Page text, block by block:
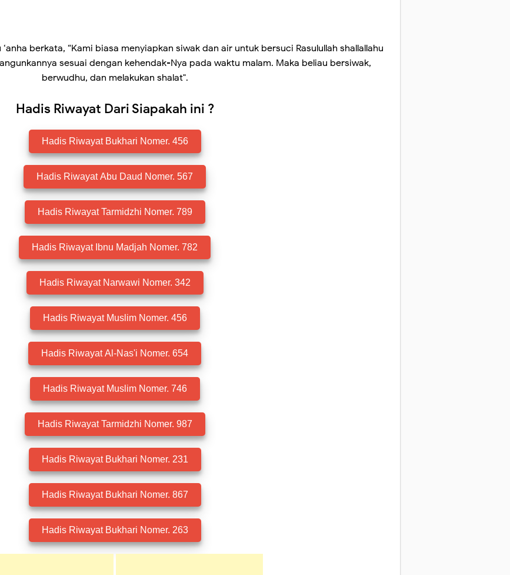
berkata, “Kami biasa menyiapkan siwak dan air untuk bersuci Rasulullah shallallahu
sesuai dengan kehendak-Nya pada waktu malam. Maka beliau bersiwak,
berwudhu, dan melakukan shalat".
Hadis Riwayat Dari Siapakah ini ?
Hadis Riwayat Bukhari Nomer. 456
Hadis Riwayat Abu Daud Nomer. 567
Hadis Riwayat Tarmidzhi Nomer. 789
Hadis Riwayat Ibnu Madjah Nomer. 782
Hadis Riwayat Narwawi Nomer. 342
Hadis Riwayat Muslim Nomer. 456
Hadis Riwayat Al-Nas'i Nomer. 654
Hadis Riwayat Muslim Nomer. 746
Hadis Riwayat Tarmidzhi Nomer. 987
Hadis Riwayat Bukhari Nomer. 231
Hadis Riwayat Bukhari Nomer. 867
Hadis Riwayat Bukhari Nomer. 263